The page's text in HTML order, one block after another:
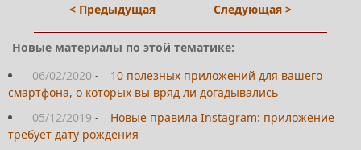
< Предыдущая Следующая >
Новые материалы по этой тематике:
06/02/2020 -
10 полезных приложений для вашего
смартфона, о которых вы вряд ли догадывались
05/12/2019 -
Новые правила Instagram: приложение
требует дату рождения